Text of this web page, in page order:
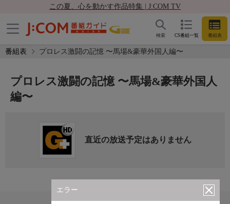
この夏、心を動かす作品特集 | J:COM TV
CS番組一覧 番組表
検索
番組表 プロレス激闘の記憶 〜馬場&豪華外国人編〜
エラー
プロレス激闘の記憶 〜馬場&豪華外国人
編〜
直近の放送予定はありません